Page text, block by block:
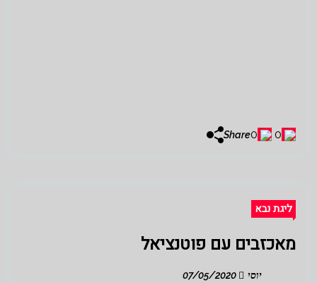
0
0
Share
ליגת נבא
מאכזבים עם פוטנציאל
יוסי